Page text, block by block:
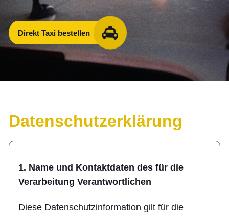
Direkt Taxi bestellen
Datenschutz­erklärung
1. Name und Kontaktdaten des für die
Verarbeitung Verantwortlichen
Diese Datenschutzinformation gilt für die